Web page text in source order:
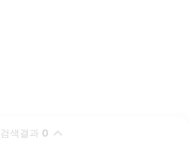
검색결과 0